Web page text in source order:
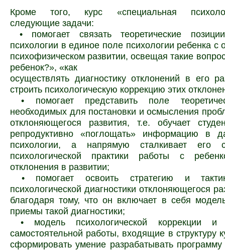
Кроме того, курс «специальная
следующие задачи:
 • помогает связать теоретические
психологии в единое поле психологии ребенка с
психофизическом развитии, освещая такие
ребенок?», «как
осуществлять диагностику отклонений в его
строить психологическую коррекцию этих
 • помогает представить поле
необходимых для постановки и осмысления
отклоняющегося развития, т.е. обучает
репродуктивно «поглощать» информацию в
психологии, а напрямую сталкивает его
психологической практики работы с
отклонения в развитии;
 • помогает освоить стратегию и
психологической диагностики отклоняющегося
благодаря тому, что он включает в себя
приемы такой диагностики;
 • модель психологической коррекции
самостоятельной работы, входящие в структуру
сформировать умение разрабатывать программу